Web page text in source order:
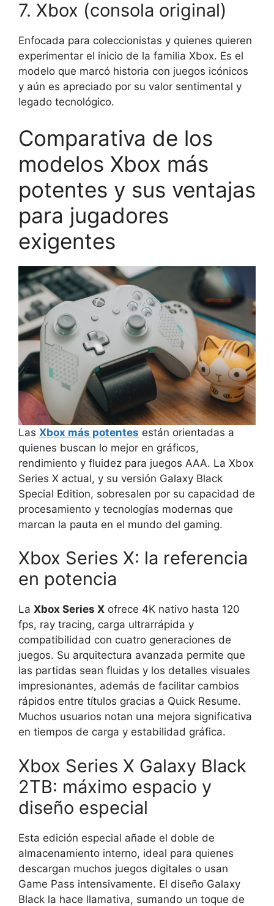
7. Xbox (consola original)
Enfocada para coleccionistas y quienes quieren
experimentar el inicio de la familia Xbox. Es el
modelo que marcó historia con juegos icónicos
y aún es apreciado por su valor sentimental y
legado tecnológico.
Comparativa de los
modelos Xbox más
potentes y sus ventajas
para jugadores
exigentes
Las Xbox más potentes están orientadas a
quienes buscan lo mejor en gráficos,
rendimiento y fluidez para juegos AAA. La Xbox
Series X actual, y su versión Galaxy Black
Special Edition, sobresalen por su capacidad de
procesamiento y tecnologías modernas que
marcan la pauta en el mundo del gaming.
Xbox Series X: la referencia
en potencia
La Xbox Series X ofrece 4K nativo hasta 120
fps, ray tracing, carga ultrarrápida y
compatibilidad con cuatro generaciones de
juegos. Su arquitectura avanzada permite que
las partidas sean fluidas y los detalles visuales
impresionantes, además de facilitar cambios
rápidos entre títulos gracias a Quick Resume.
Muchos usuarios notan una mejora significativa
en tiempos de carga y estabilidad gráfica.
Xbox Series X Galaxy Black
2TB: máximo espacio y
diseño especial
Esta edición especial añade el doble de
almacenamiento interno, ideal para quienes
descargan muchos juegos digitales o usan
Game Pass intensivamente. El diseño Galaxy
Black la hace llamativa, sumando un toque de